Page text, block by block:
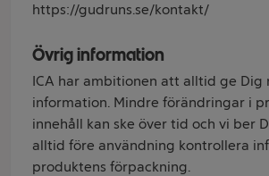
https://gudruns.se/kontakt/
Övrig information
ICA har ambitionen att alltid ge Dig
information. Mindre förändringar i
innehåll kan ske över tid och vi ber
alltid före användning kontrollera
produktens förpackning.